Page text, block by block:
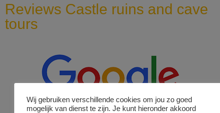
Reviews Castle ruins and cave
tours
Wij gebruiken verschillende cookies om jou zo goed
mogelijk van dienst te zijn. Je kunt hieronder akkoord